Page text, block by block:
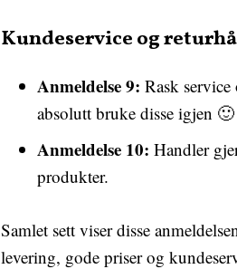
Kundeservice og
Anmeldelse 9: Rask
absolutt bruke disse igjen 🙂
Anmeldelse 10: Handler
produkter.
Samlet sett viser disse
levering, gode priser og